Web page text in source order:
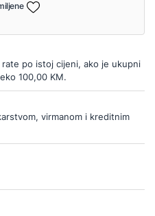
po istoj cijeni, ako je ukupni
100,00 KM.
virmanom i kreditnim